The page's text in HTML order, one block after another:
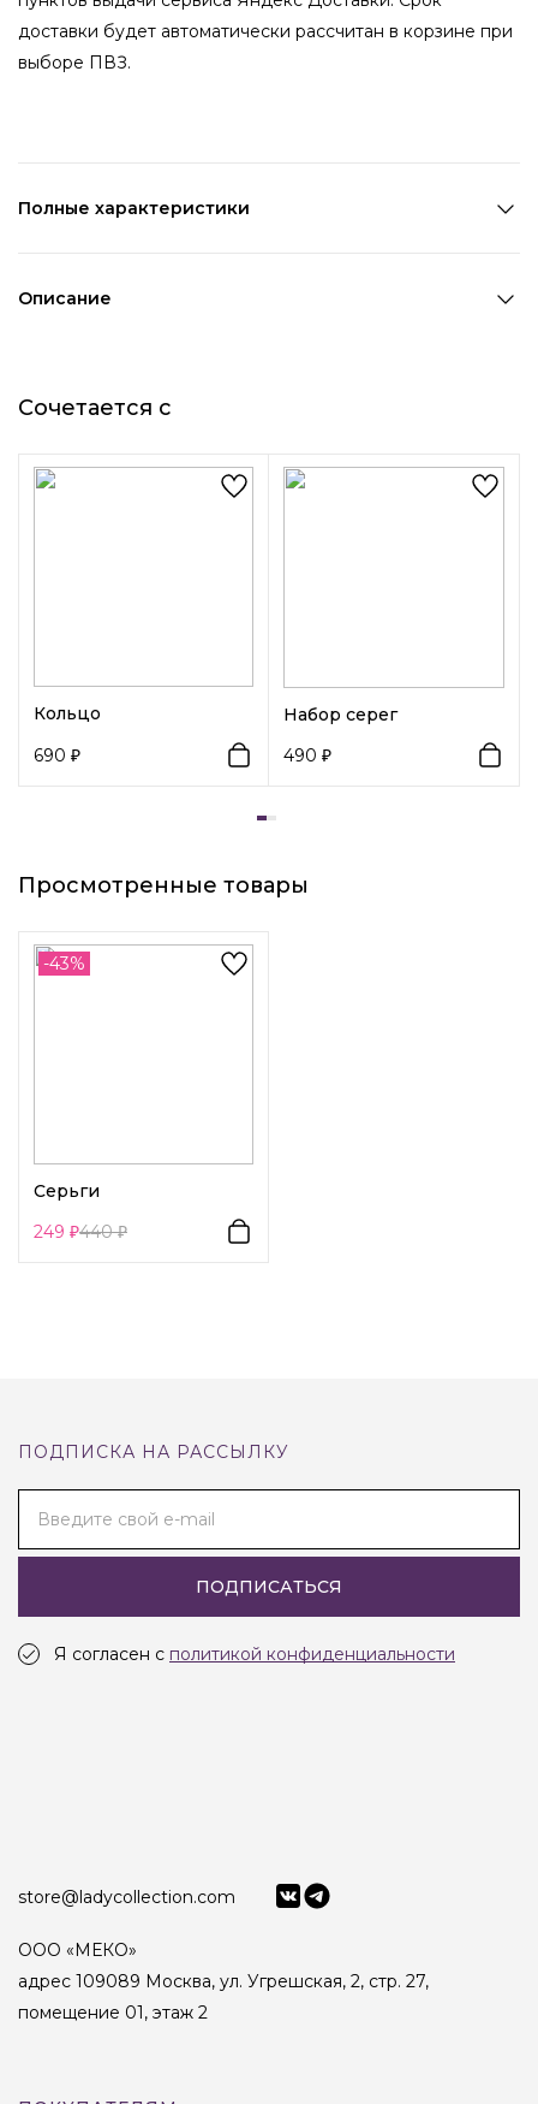
доставки будет автоматически рассчитан в корзине при
выборе ПВЗ.
Полные характеристики
Длина 1:1 см
Возраст:Взрослый
Декоративный элемент 1:
Описание
замок-гвоздик и качественная фурнитура будут долго
Сочетается с
Кольцо
690
Набор серег
490
Просмотренные товары
-43%
Серьги
249
440
ПОДПИСКА НА РАССЫЛКУ
Введите свой e-mail
ПОДПИСАТЬСЯ
Я согласен с политикой конфиденциальности
store@ladycollection.com
ООО «МЕКО»
адрес 109089 Москва, ул. Угрешская, 2, стр. 27,
помещение 01, этаж 2